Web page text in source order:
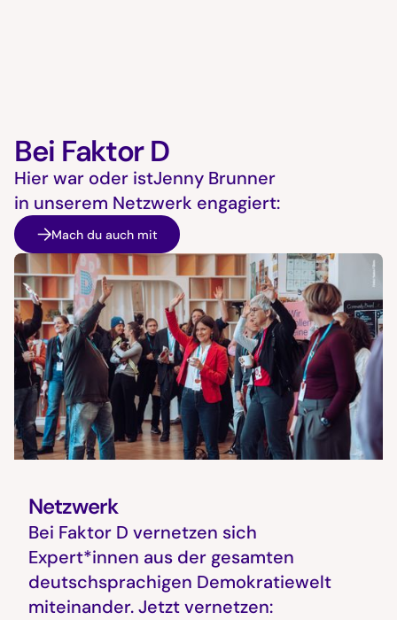
Bei Faktor D
Hier war oder istJenny Brunner
in unserem Netzwerk engagiert:
Mach du auch mit
Netzwerk
Bei Faktor D vernetzen sich
Expert*innen aus der gesamten
deutschsprachigen Demokratiewelt
miteinander. Jetzt vernetzen: